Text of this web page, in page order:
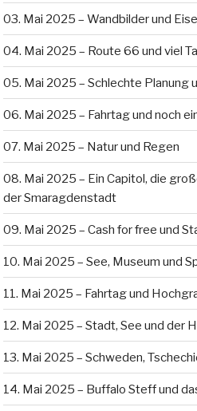
03. Mai 2025 – Wandbilder und
04. Mai 2025 – Route 66 und viel
05. Mai 2025 – Schlechte Planung
06. Mai 2025 – Fahrtag und noch
07. Mai 2025 – Natur und Regen
08. Mai 2025 – Ein Capitol, die
der Smaragdenstadt
09. Mai 2025 – Cash for free und
10. Mai 2025 – See, Museum und
11. Mai 2025 – Fahrtag und
12. Mai 2025 – Stadt, See und der
13. Mai 2025 – Schweden,
14. Mai 2025 – Buffalo Steff und